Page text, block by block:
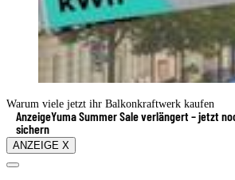
Warum viele jetzt ihr Balkonkraftwerk kaufen
AnzeigeYuma Summer Sale verlängert – jetzt
sichern
ANZEIGE X